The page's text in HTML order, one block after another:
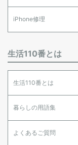
iPhone修理
生活110番とは
生活110番とは
暮らしの用語集
よくあるご質問